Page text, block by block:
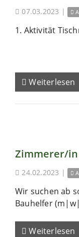
07.03.2023 |
1. Aktivität
Weiterlesen
Zimmerer/
24.02.2023 |
Wir suchen ab
Bauhelfer
Weiterlesen